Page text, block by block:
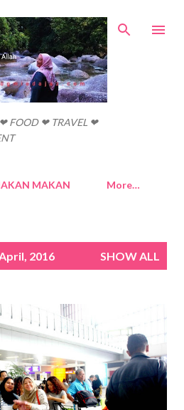
main content
FOOD ❤ TRAVEL ❤
MAKAN More…
2016 SHOW ALL